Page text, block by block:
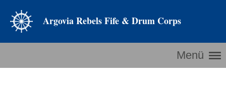
Argovia Rebels Fife & Drum Corps
Menü